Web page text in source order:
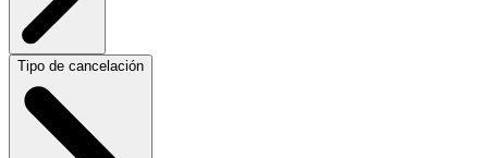
Tipo de cancelación